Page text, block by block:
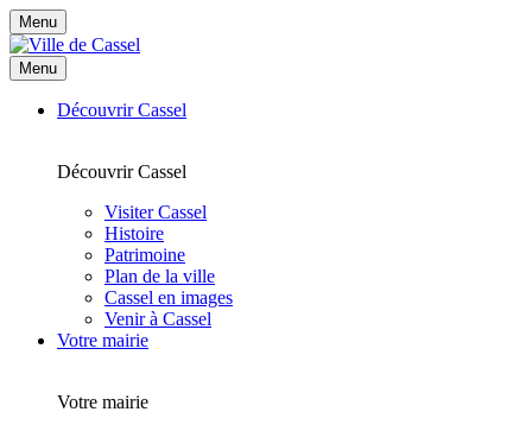
Menu
Menu
Découvrir Cassel
Découvrir Cassel
Visiter Cassel
Histoire
Patrimoine
Plan de la ville
Cassel en images
Venir à Cassel
Votre mairie
Votre mairie